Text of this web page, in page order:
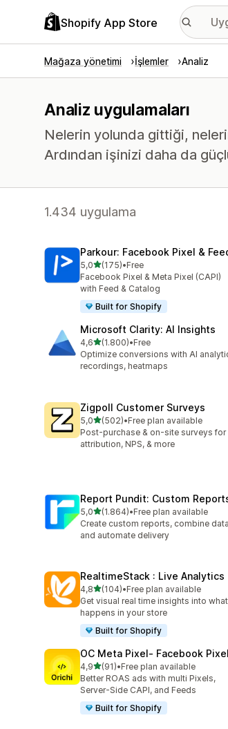
Shopify App Store
Mağaza yönetimi İşlemler Analiz
Analiz uygulamaları
Nelerin yolunda gittiği,
Ardından işinizi daha da
1.434 uygulama
Parkour: Facebook Pixel &
5,05 yıldız üzerinden
(175)
toplam 175 değerlendirme
•Free
Facebook Pixel & Meta Pixel (CAPI)
with Feed & Catalog
Built for Shopify
Microsoft Clarity: AI Insights
4,65 yıldız üzerinden
(1.800)
toplam 1800 değerlendirme
•Free
Optimize conversions with AI
recordings, heatmaps
Zigpoll Customer Surveys
5,05 yıldız üzerinden
(502)
toplam 502 değerlendirme
•Free plan available
Post-purchase & on-site surveys for
attribution, NPS, & more
Report Pundit: Custom
5,05 yıldız üzerinden
(1.864)
toplam 1864 değerlendirme
•Free plan available
Create custom reports, combine
and automate delivery
RealtimeStack : Live Analytics
4,85 yıldız üzerinden
(104)
toplam 104 değerlendirme
•Free plan available
Get visual real time insights into what
happens in your store
Built for Shopify
OC Meta Pixel‑ Facebook
4,95 yıldız üzerinden
(91)
toplam 91 değerlendirme
•Free plan available
Better ROAS ads with multi Pixels,
Server-Side CAPI, and Feeds
Built for Shopify